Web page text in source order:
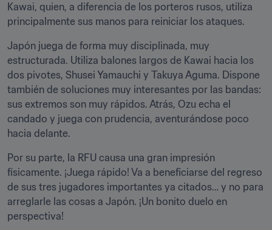
Kawai, quien, a diferencia de los porteros rusos, utiliza
principalmente sus manos para reiniciar los ataques.
Japón juega de forma muy disciplinada, muy
estructurada. Utiliza balones largos de Kawai hacia los
dos pivotes, Shusei Yamauchi y Takuya Aguma. Dispone
también de soluciones muy interesantes por las bandas:
sus extremos son muy rápidos. Atrás, Ozu echa el
candado y juega con prudencia, aventurándose poco
hacia delante.
Por su parte, la RFU causa una gran impresión
físicamente. ¡Juega rápido! Va a beneficiarse del regreso
de sus tres jugadores importantes ya citados… y no para
arreglarle las cosas a Japón. ¡Un bonito duelo en
perspectiva!